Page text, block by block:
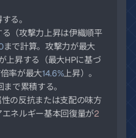
る。
る（攻撃力上昇は伊織順平
まで計算。攻撃力が最大
上昇する（最大HPに基づ
率が最大14.6%上昇）。
まで累積する。
の反抗または支配の味方
ネルギー基本回復量が2